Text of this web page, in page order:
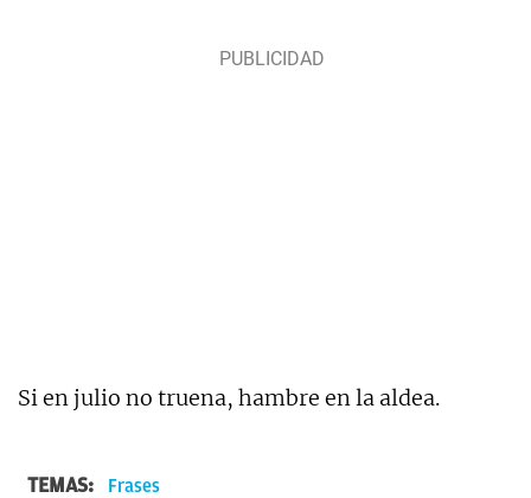
Si en julio no truena, hambre en la aldea.
TEMAS: Frases